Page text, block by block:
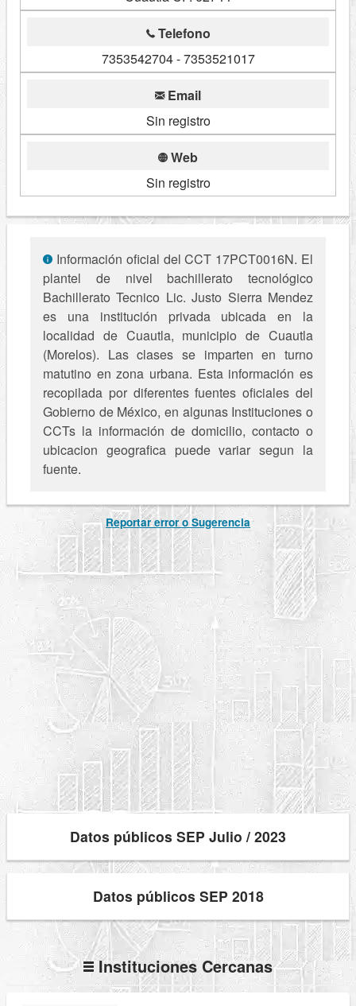
Telefono
7353542704 - 7353521017
Email
Sin registro
Web
Sin registro
Información oficial del CCT 17PCT0016N. El
plantel de nivel bachillerato tecnológico
Bachillerato Tecnico Lic. Justo Sierra Mendez
es una institución privada ubicada en la
localidad de Cuautla, municipio de Cuautla
(Morelos). Las clases se imparten en turno
matutino en zona urbana. Esta información es
recopilada por diferentes fuentes oficiales del
Gobierno de México, en algunas Instituciones o
CCTs la información de domicilio, contacto o
ubicacion geografica puede variar segun la
fuente.
Reportar error o Sugerencia
Datos públicos SEP Julio / 2023
Datos públicos SEP 2018
Instituciones Cercanas